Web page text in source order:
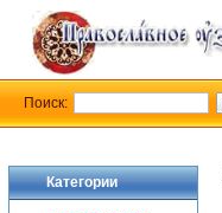
Категории
Поиск: